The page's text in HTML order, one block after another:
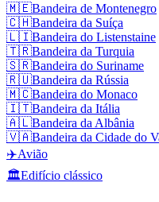
🇲🇪Bandeira de Montenegro
🇨🇭Bandeira da Suíça
🇱🇮Bandeira do Listenstaine
🇹🇷Bandeira da Turquia
🇸🇷Bandeira do Suriname
🇷🇺Bandeira da Rússia
🇲🇨Bandeira do Monaco
🇮🇹Bandeira da Itália
🇦🇱Bandeira da Albânia
🇻🇦Bandeira da Cidade do
✈️Avião
🏛️Edifício clássico